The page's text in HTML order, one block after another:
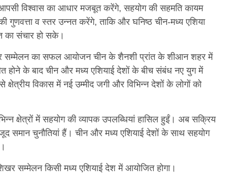
विश्वास का आधार मजबूत करेंगे, सहयोग की सहमति कायम
गुणवत्ता व स्तर उन्नत करेंगे, ताकि और घनिष्ठ चीन-मध्य एशिया
का संचार हो सके।
सम्मेलन का सफल आयोजन चीन के शैनशी प्रांत के शीआन शहर में
होने के बाद चीन और मध्य एशियाई देशों के बीच संबंध नए युग में
विकास में नई उम्मीद जगी और विभिन्न देशों के लोगों को
क्षेत्रों में सहयोग की व्यापक उपलब्धियां हासिल हुईं। अब सक्रिय
समान चुनौतियां हैं। चीन और मध्य एशियाई देशों के साथ सहयोग
सम्मेलन किसी मध्य एशियाई देश में आयोजित होगा।